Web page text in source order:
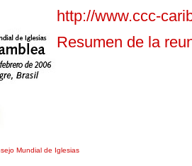
http://www.ccc-
Resumen de la
Mundial de Iglesias